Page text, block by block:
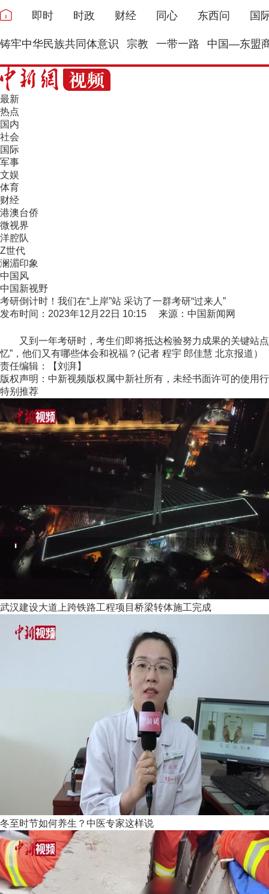
即时 时政 财经 同心 东西问 国
铸牢中华民族共同体意识 宗教 一带一路 中国—东盟
最新
热点
国内
社会
国际
军事
文娱
体育
财经
港澳台侨
微视界
洋腔队
Z世代
澜湄印象
中国风
中国新视野
考研倒计时！我们在“上岸”站 采访了一群考研“过来人”
发布时间：2023年12月22日 10:15 来源：中国新闻网
又到一年考研时，考生们即将抵达检验努力成果的关键站点
忆”，他们又有哪些体会和祝福？(记者 程宇 郎佳慧 北京报道）
责任编辑：【刘湃】
版权声明：中新视频版权属中新社所有，未经书面许可的使用
特别推荐
武汉建设大道上跨铁路工程项目桥梁转体施工完成
冬至时节如何养生？中医专家这样说